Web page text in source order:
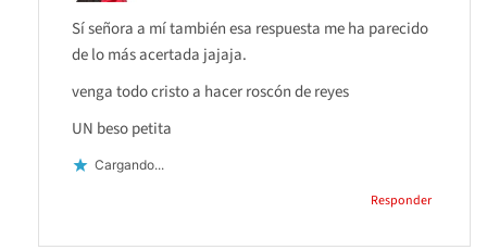
Sí señora a mí también esa respuesta me ha parecido
de lo más acertada jajaja.
venga todo cristo a hacer roscón de reyes
UN beso petita
Cargando...
Responder